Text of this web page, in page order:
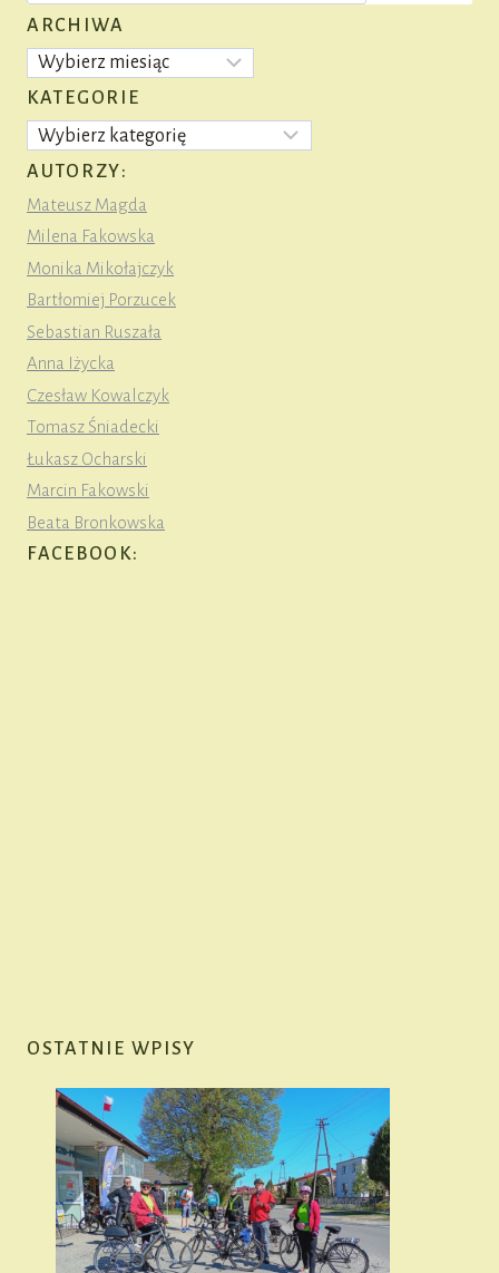
ARCHIWA
Archiwa
KATEGORIE
Kategorie
AUTORZY:
Mateusz Magda
Milena Fakowska
Monika Mikołajczyk
Bartłomiej Porzucek
Sebastian Ruszała
Anna Iżycka
Czesław Kowalczyk
Tomasz Śniadecki
Łukasz Ocharski
Marcin Fakowski
Beata Bronkowska
FACEBOOK:
OSTATNIE WPISY